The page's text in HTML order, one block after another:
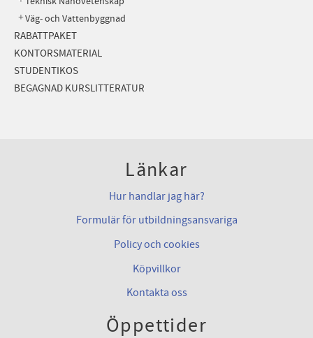
Väg- och Vattenbyggnad
RABATTPAKET
KONTORSMATERIAL
STUDENTIKOS
BEGAGNAD KURSLITTERATUR
Länkar
Hur handlar jag här?
Formulär för utbildningsansvariga
Policy och cookies
Köpvillkor
Kontakta oss
Öppettider